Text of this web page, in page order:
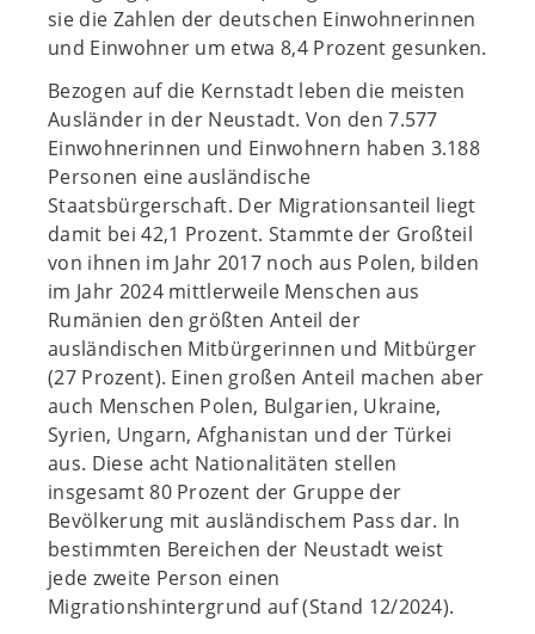
sie die Zahlen der deutschen Einwohnerinnen
und Einwohner um etwa 8,4 Prozent gesunken.
Bezogen auf die Kernstadt leben die meisten
Ausländer in der Neustadt. Von den 7.577
Einwohnerinnen und Einwohnern haben 3.188
Personen eine ausländische
Staatsbürgerschaft. Der Migrationsanteil liegt
damit bei 42,1 Prozent. Stammte der Großteil
von ihnen im Jahr 2017 noch aus Polen, bilden
im Jahr 2024 mittlerweile Menschen aus
Rumänien den größten Anteil der
ausländischen Mitbürgerinnen und Mitbürger
(27 Prozent). Einen großen Anteil machen aber
auch Menschen Polen, Bulgarien, Ukraine,
Syrien, Ungarn, Afghanistan und der Türkei
aus. Diese acht Nationalitäten stellen
insgesamt 80 Prozent der Gruppe der
Bevölkerung mit ausländischem Pass dar. In
bestimmten Bereichen der Neustadt weist
jede zweite Person einen
Migrationshintergrund auf (Stand 12/2024).